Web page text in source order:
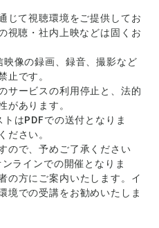
じて視聴環境をご提供してお
視聴・社内上映などは固くお
像の録画、録音、撮影など
です。
サービスの利用停止と、法的
あります。
はPDFでの送付となりま
さい。
ので、予めご了承ください
ラインでの開催となりま
の方にご案内いたします。イ
境での受講をお勧めいたしま